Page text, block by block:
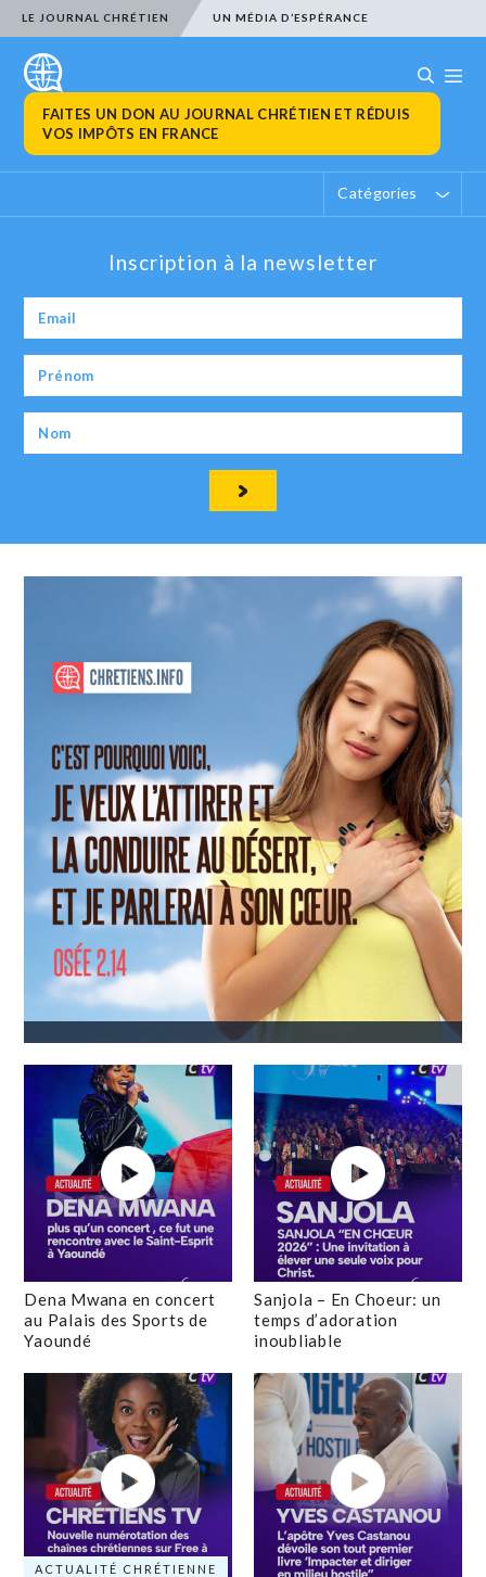
LE JOURNAL CHRÉTIEN UN MÉDIA D’ESPÉRANCE
FAITES UN DON AU JOURNAL CHRÉTIEN ET RÉDUIS
VOS IMPÔTS EN FRANCE
Catégories
Inscription à la newsletter
Dena Mwana en concert
au Palais des Sports de
Yaoundé
Sanjola – En Choeur: un
temps d’adoration
inoubliable
ACTUALITÉ CHRÉTIENNE